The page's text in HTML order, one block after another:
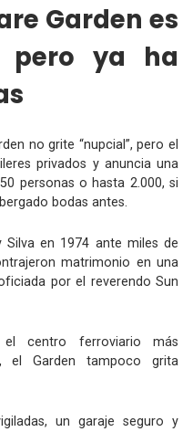
Garden es
pero ya ha
no grite “nupcial”, pero el
privados y anuncia una
personas o hasta 2.000, si
bodas antes.
en 1974 ante miles de
matrimonio en una
por el reverendo Sun
el centro ferroviario más
el Garden tampoco grita
un garaje seguro y